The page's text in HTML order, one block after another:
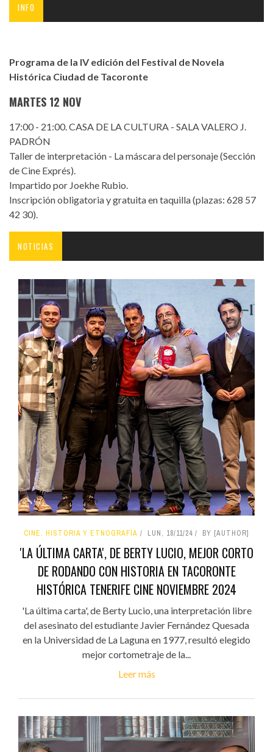
INFO
Programa de la IV edición del Festival de Novela
Histórica Ciudad de Tacoronte
MARTES 12 NOV
17:00 - 21:00. CASA DE LA CULTURA - SALA VALERO J.
PADRÓN
Taller de interpretación - La máscara del personaje (Sección
de Cine Exprés).
Impartido por Joekhe Rubio.
Inscripción obligatoria y gratuita en taquilla (plazas: 628 57
42 30).
NOTICIAS
CINE, HISTORIA Y ETNOGRAFÍA LUN, 18/11/24 BY [AUTHOR]
'LA ÚLTIMA CARTA', DE BERTY LUCIO, MEJOR CORTO
DE RODANDO CON HISTORIA EN TACORONTE
HISTÓRICA TENERIFE CINE NOVIEMBRE 2024
'La última carta', de Berty Lucio, una interpretación libre
del asesinato del estudiante Javier Fernández Quesada
en la Universidad de La Laguna en 1977, resultó elegido
mejor cortometraje de la...
Leer más